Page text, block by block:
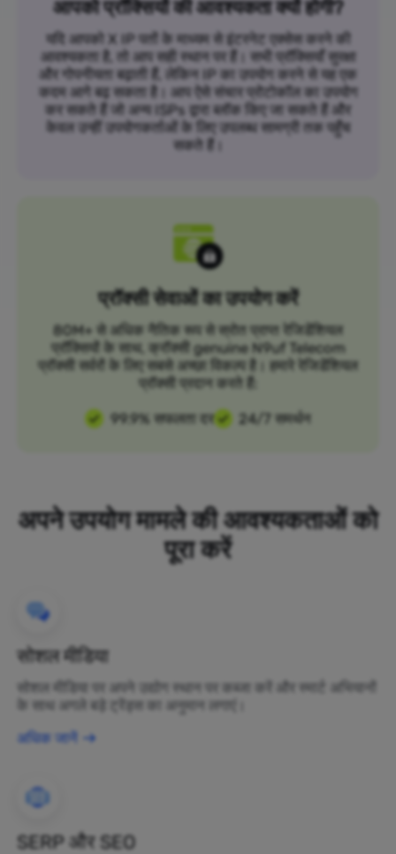
आपको प्रॉक्सियों की आवश्यकता क्यों होगी?
यदि आपको X IP पतों के माध्यम से इंटरनेट एक्सेस करने की
आवश्यकता है, तो आप सही स्थान पर हैं। सभी प्रॉक्सियाँ सुरक्षा
और गोपनीयता बढ़ाती हैं, लेकिन IP का उपयोग करने से यह एक
कदम आगे बढ़ सकता है। आप ऐसे संचार प्रोटोकॉल का उपयोग
कर सकते हैं जो अन्य ISPs द्वारा ब्लॉक किए जा सकते हैं और
केवल उन्हीं उपयोगकर्ताओं के लिए उपलब्ध सामग्री तक पहुँच
सकते हैं।
प्रॉक्सी सेवाओं का उपयोग करें
80M+ से अधिक नैतिक रूप से स्रोत प्राप्त रेजिडेंशियल
प्रॉक्सियों के साथ, क्रॉक्सी genuine N9uf Telecom
प्रॉक्सी सर्वरों के लिए सबसे अच्छा विकल्प है। हमारे रेजिडेंशियल
प्रॉक्सी प्रदान करते हैं:
99.9% सफलता दर
24/7 समर्थन
अपने उपयोग मामले की आवश्यकताओं को
पूरा करें
सोशल मीडिया
सोशल मीडिया पर अपने उद्योग स्थान पर कब्जा करें और स्मार्ट अभियानों
के साथ अगले बड़े ट्रेंड्स का अनुमान लगाएं।
अधिक जानें
SERP और SEO